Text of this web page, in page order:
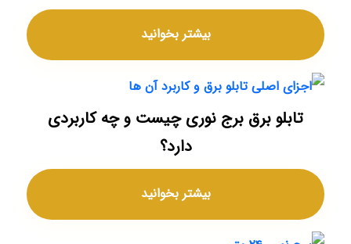
بیشتر بخوانید
تابلو برق برج نوری چیست و چه کاربردی
دارد؟
بیشتر بخوانید